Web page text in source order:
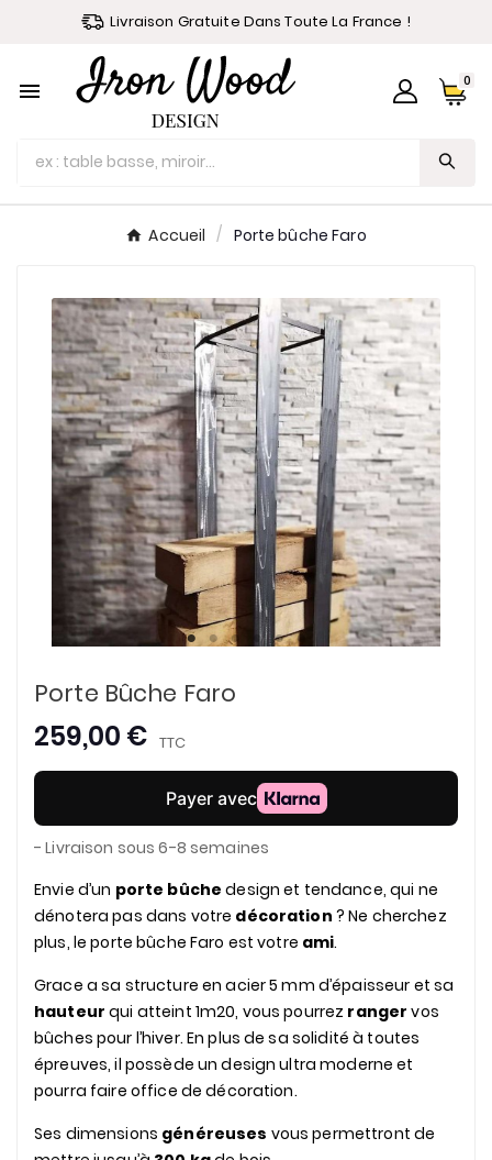
Livraison Gratuite Dans Toute La France !
 0
Accueil Porte bûche Faro
Porte Bûche Faro
259,00 € TTC
- Livraison sous 6-8 semaines
Envie d’un porte bûche design et tendance, qui ne
dénotera pas dans votre décoration ? Ne cherchez
plus, le porte bûche Faro est votre ami.
Grace a sa structure en acier 5 mm d’épaisseur et sa
hauteur qui atteint 1m20, vous pourrez ranger vos
bûches pour l’hiver. En plus de sa solidité à toutes
épreuves, il possède un design ultra moderne et
pourra faire office de décoration.
Ses dimensions généreuses vous permettront de